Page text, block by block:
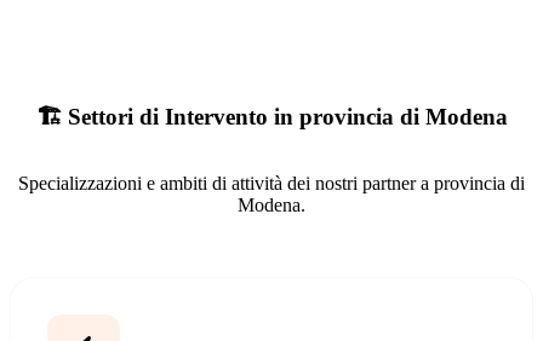
🏗️ Settori di Intervento in provincia di Modena
Specializzazioni e ambiti di attività dei nostri partner a provincia di
Modena.